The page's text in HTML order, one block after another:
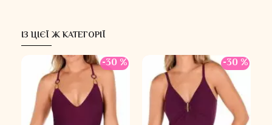
ІЗ ЦІЄЇ Ж КАТЕГОРІЇ
-30 % -30 %